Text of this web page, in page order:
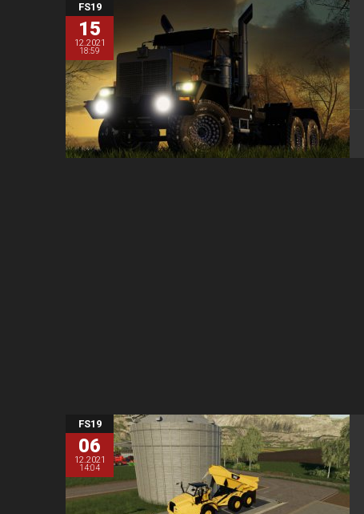
FS19
15
12.2021
18:59
FS19
06
12.2021
14:04